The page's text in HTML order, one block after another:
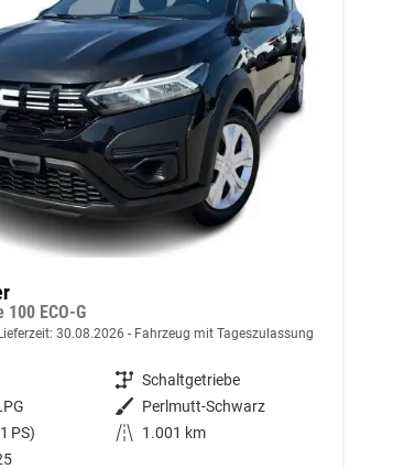
100 ECO-G
30.08.2026 Fahrzeug mit Tageszulassung
Getriebe Schaltgetriebe
Außenfarbe Perlmutt-Schwarz
PS) Kilometerstand
1.001 km